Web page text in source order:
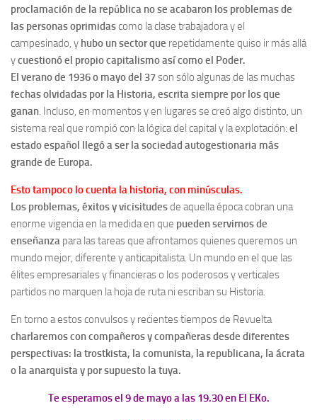
proclamación de la república no se acabaron los problemas de
las personas oprimidascomo la clase trabajadora y el
campesinado, y hubo un sector que repetidamente quiso ir más allá
ycuestionó el propio capitalismo así como el Poder.
El verano de 1936 o mayo del 37son sólo algunas de las muchas
fechas olvidadas por la Historia, escrita siempre por los que
ganan. Incluso, en momentos y en lugares se creó algo distinto, un
sistema real que rompió con la lógica del capital y la explotación: el
estado español llegó a ser la sociedad autogestionaria más
grande de Europa.
Esto tampoco lo cuenta la historia, con minúsculas.
Los problemas, éxitos y vicisitudesde aquella época cobran una
enorme vigencia en la medida en que pueden servirnos de
enseñanza para las tareas que afrontamos quienes queremos un
mundo mejor, diferente y anticapitalista. Un mundo en el que las
élites empresariales y financieras o los poderosos y verticales
partidos no marquen la hoja de ruta ni escriban su Historia.
En torno a estos convulsos y recientes tiempos de Revuelta
charlaremos con compañeros y compañeras desde diferentes
perspectivas: la trostkista, la comunista, la republicana, la ácrata
o la anarquista y por supuesto la tuya.
Te esperamos el 9 de mayo a las 19.30 en El EKo.